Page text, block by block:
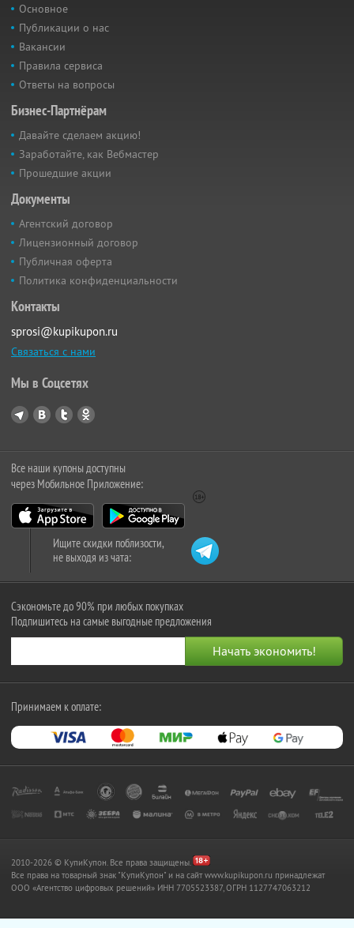
Основное
Публикации о нас
Вакансии
Правила сервиса
Ответы на вопросы
Бизнес-Партнёрам
Давайте сделаем акцию!
Заработайте, как Вебмастер
Прошедшие акции
Документы
Агентский договор
Лицензионный договор
Публичная оферта
Политика конфиденциальности
Контакты
sprosi@kupikupon.ru
Связаться с нами
Мы в Соцсетях
Все наши купоны доступны
через Мобильное Приложение:
Ищите скидки поблизости,
не выходя из чата:
Сэкономьте до 90% при любых покупках
Подпишитесь на самые выгодные предложения
Принимаем к оплате:
2010-2026 © КупиКупон. Все права защищены.
Все права на товарный знак "КупиКупон" и на сайт www.kupikupon.ru принадлежат
OOO «Агентство цифровых решений» ИНН 7705523387, ОГРН 1127747063212